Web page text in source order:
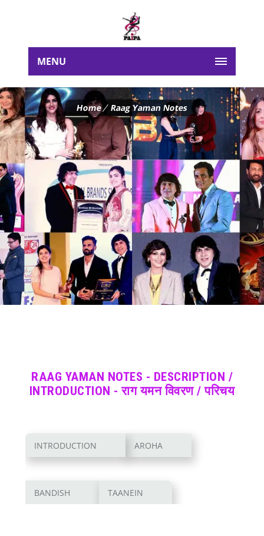
MENU
Home Raag Yaman Notes
RAAG YAMAN NOTES - DESCRIPTION /
INTRODUCTION - राग यमन विवरण / परिचय
INTRODUCTION AROHA
BANDISH TAANEIN